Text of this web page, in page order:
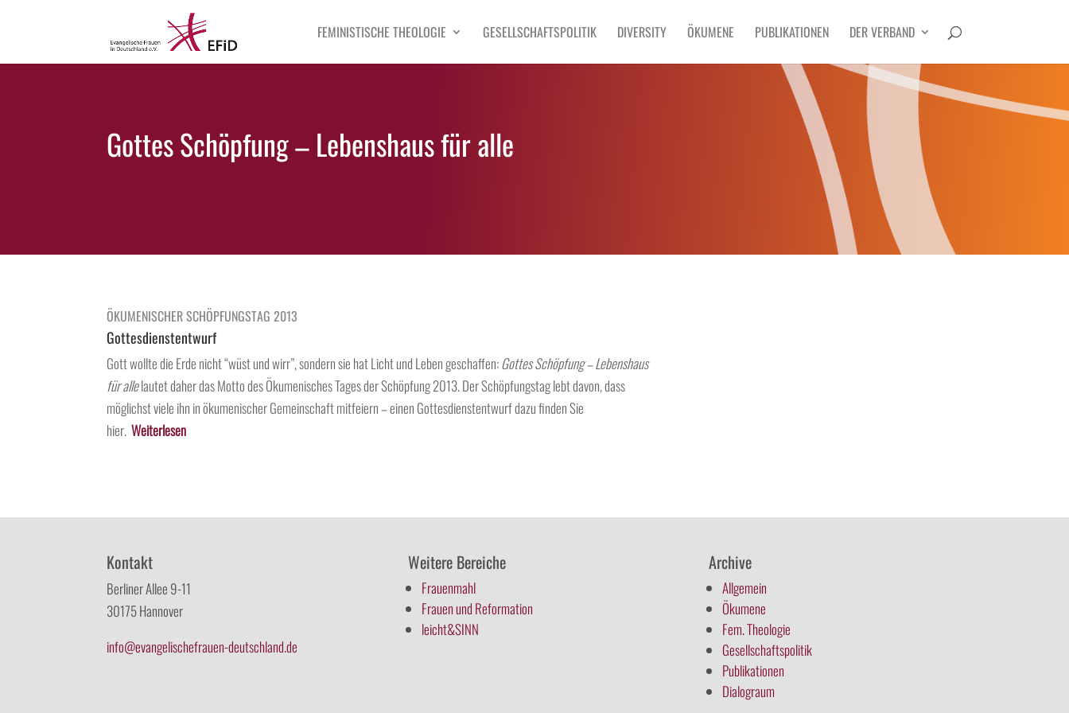
FEMINISTISCHE THEOLOGIE GESELLSCHAFTSPOLITIK DIVERSITY ÖKUMENE PUBLIKATIONEN DER VERBAND
Gottes Schöpfung – Lebenshaus für alle
ÖKUMENISCHER SCHÖPFUNGSTAG 2013
Gottesdienstentwurf
Gott wollte die Erde nicht “wüst und wirr”, sondern sie hat Licht und Leben geschaffen:Gottes Schöpfung – Lebenshaus
für allelautet daher das Motto des Ökumenisches Tages der Schöpfung 2013. Der Schöpfungstag lebt davon, dass
möglichst viele ihn in ökumenischer Gemeinschaft mitfeiern – einen Gottesdienstentwurf dazu finden Sie
hier.Weiterlesen
Kontakt
Berliner Allee 9-11
30175 Hannover
info@evangelischefrauen-deutschland.de
Weitere Bereiche
Frauenmahl
Frauen und Reformation
leicht&SINN
Archive
Allgemein
Ökumene
Fem. Theologie
Gesellschaftspolitik
Publikationen
Dialograum